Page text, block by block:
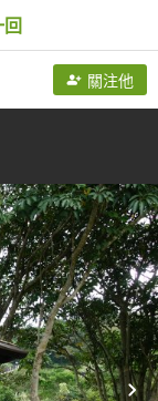
關注他